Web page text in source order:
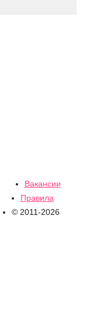
Вакансии
Правила
© 2011-2026